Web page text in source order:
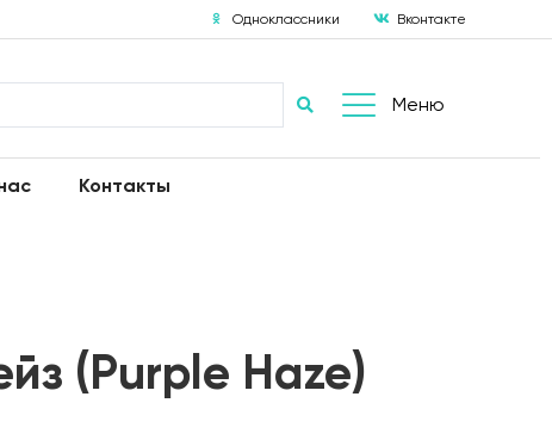
Одноклассники Вконтакте
Меню
Контакты
(Purple Haze)